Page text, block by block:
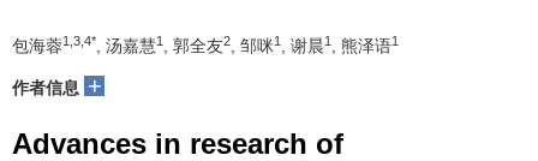
包海蓉1,3,4* , 汤嘉慧1 , 郭全友2 , 邹咪1 , 谢晨1 , 熊泽语1
作者信息 +
Advances in research of